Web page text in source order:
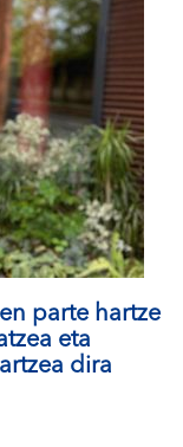
parte hartze
eta
dira